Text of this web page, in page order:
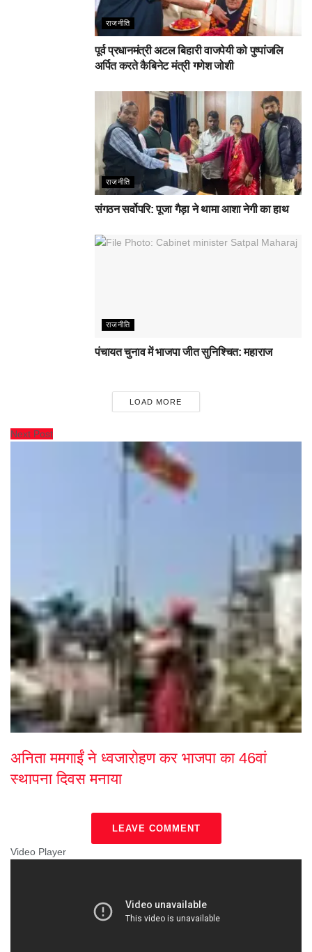
राजनीति
पूर्व प्रधानमंत्री अटल बिहारी वाजपेयी को पुष्पांजलि
अर्पित करते कैबिनेट मंत्री गणेश जोशी
राजनीति
संगठन सर्वोपरि: पूजा गैड़ा ने थामा आशा नेगी का हाथ
राजनीति
पंचायत चुनाव में भाजपा जीत सुनिश्चित: महाराज
LOAD MORE
Next Post
अनिता ममगाईं ने ध्वजारोहण कर भाजपा का 46वां
स्थापना दिवस मनाया
LEAVE COMMENT
Video Player